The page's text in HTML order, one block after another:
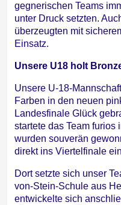
gegnerischen Teams
unter Druck setzten.
überzeugten mit
Einsatz.
Unsere U18 holt
Unsere U-18-
Farben in den neuen
Landesfinale Glück
startete das Team furios
wurden souverän
direkt ins Viertelfinale
Dort setzte sich unser
von-Stein-Schule aus
entwickelte sich